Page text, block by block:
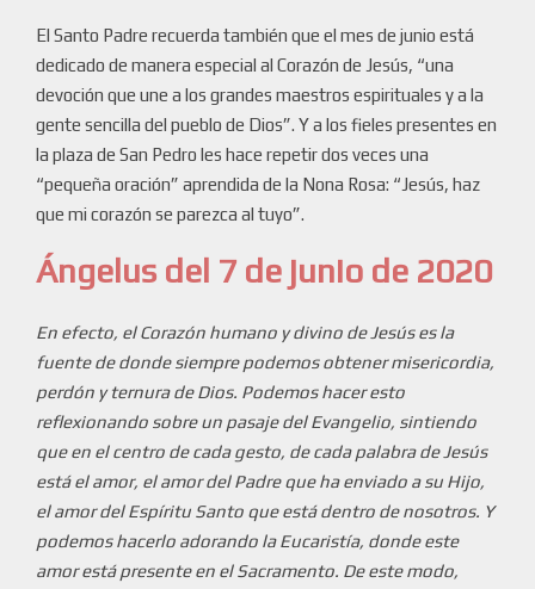
El Santo Padre recuerda también que el mes de junio está
dedicado de manera especial al Corazón de Jesús, “una
devoción que une a los grandes maestros espirituales y a la
gente sencilla del pueblo de Dios”. Y a los fieles presentes en
la plaza de San Pedro les hace repetir dos veces una
“pequeña oración” aprendida de la Nona Rosa: “Jesús, haz
que mi corazón se parezca al tuyo”.
Ángelus del 7 de junio de 2020
En efecto, el Corazón humano y divino de Jesús es la
fuente de donde siempre podemos obtener misericordia,
perdón y ternura de Dios. Podemos hacer esto
reflexionando sobre un pasaje del Evangelio, sintiendo
que en el centro de cada gesto, de cada palabra de Jesús
está el amor, el amor del Padre que ha enviado a su Hijo,
el amor del Espíritu Santo que está dentro de nosotros. Y
podemos hacerlo adorando la Eucaristía, donde este
amor está presente en el Sacramento. De este modo,